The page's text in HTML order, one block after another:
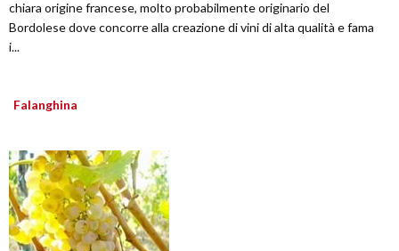
chiara origine francese, molto probabilmente originario del
Bordolese dove concorre alla creazione di vini di alta qualità e fama
i...
Falanghina